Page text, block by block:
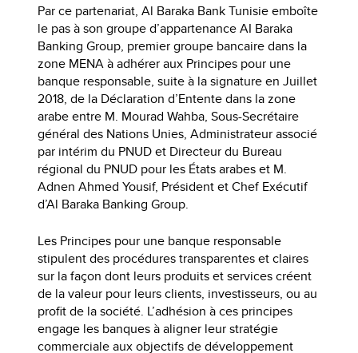
Par ce partenariat, Al Baraka Bank Tunisie emboîte
le pas à son groupe d’appartenance AI Baraka
Banking Group, premier groupe bancaire dans la
zone MENA à adhérer aux Principes pour une
banque responsable, suite à la signature en Juillet
2018, de la Déclaration d’Entente dans la zone
arabe entre M. Mourad Wahba, Sous-Secrétaire
général des Nations Unies, Administrateur associé
par intérim du PNUD et Directeur du Bureau
régional du PNUD pour les États arabes et M.
Adnen Ahmed Yousif, Président et Chef Exécutif
d’Al Baraka Banking Group.
Les Principes pour une banque responsable
stipulent des procédures transparentes et claires
sur la façon dont leurs produits et services créent
de la valeur pour leurs clients, investisseurs, ou au
profit de la société. L’adhésion à ces principes
engage les banques à aligner leur stratégie
commerciale aux objectifs de développement